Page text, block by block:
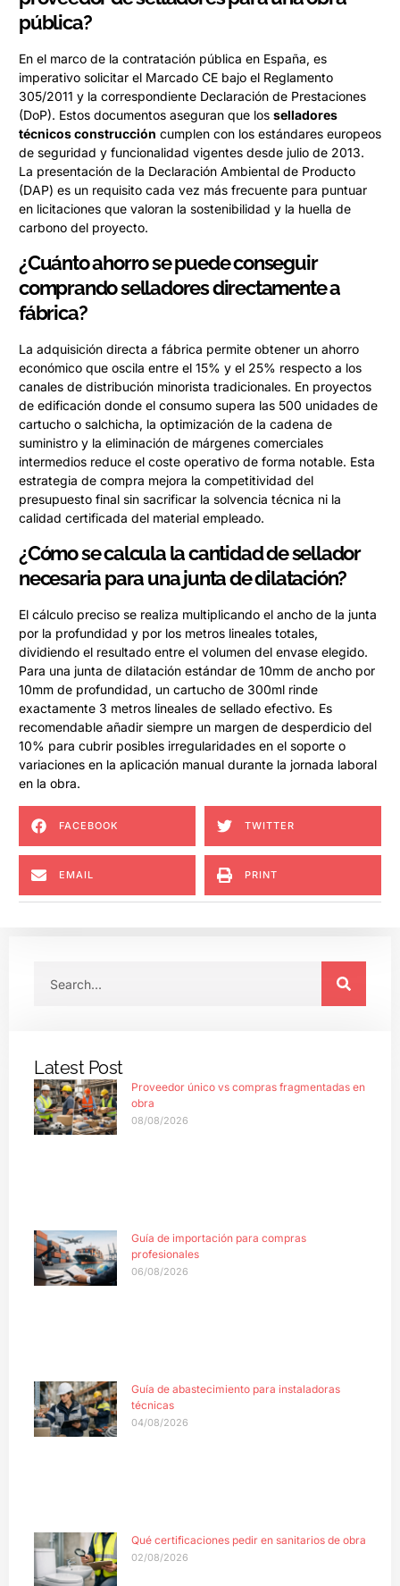
pública?
En el marco de la contratación pública en España, es
imperativo solicitar el Marcado CE bajo el Reglamento
305/2011 y la correspondiente Declaración de Prestaciones
(DoP). Estos documentos aseguran que los selladores
técnicos construcción cumplen con los estándares europeos
de seguridad y funcionalidad vigentes desde julio de 2013.
La presentación de la Declaración Ambiental de Producto
(DAP) es un requisito cada vez más frecuente para puntuar
en licitaciones que valoran la sostenibilidad y la huella de
carbono del proyecto.
¿Cuánto ahorro se puede conseguir
comprando selladores directamente a
fábrica?
La adquisición directa a fábrica permite obtener un ahorro
económico que oscila entre el 15% y el 25% respecto a los
canales de distribución minorista tradicionales. En proyectos
de edificación donde el consumo supera las 500 unidades de
cartucho o salchicha, la optimización de la cadena de
suministro y la eliminación de márgenes comerciales
intermedios reduce el coste operativo de forma notable. Esta
estrategia de compra mejora la competitividad del
presupuesto final sin sacrificar la solvencia técnica ni la
calidad certificada del material empleado.
¿Cómo se calcula la cantidad de sellador
necesaria para una junta de dilatación?
El cálculo preciso se realiza multiplicando el ancho de la junta
por la profundidad y por los metros lineales totales,
dividiendo el resultado entre el volumen del envase elegido.
Para una junta de dilatación estándar de 10mm de ancho por
10mm de profundidad, un cartucho de 300ml rinde
exactamente 3 metros lineales de sellado efectivo. Es
recomendable añadir siempre un margen de desperdicio del
10% para cubrir posibles irregularidades en el soporte o
variaciones en la aplicación manual durante la jornada laboral
en la obra.
FACEBOOK TWITTER
EMAIL PRINT
Latest Post
Proveedor único vs compras fragmentadas en
obra
08/08/2026
Guía de importación para compras
profesionales
06/08/2026
Guía de abastecimiento para instaladoras
técnicas
04/08/2026
Qué certificaciones pedir en sanitarios de obra
02/08/2026